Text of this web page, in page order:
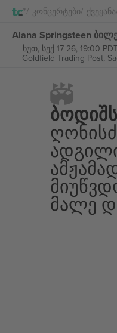
Კონცერტები Ქვეყანა
Alana Springsteen
ხუთ, სექ 17 26, 19:00
Goldfield Trading Post,
Მალე